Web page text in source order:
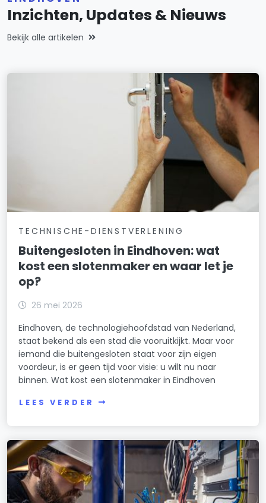
Inzichten, Updates & Nieuws
Bekijk alle artikelen
TECHNISCHE-DIENSTVERLENING
Buitengesloten in Eindhoven: wat
kost een slotenmaker en waar let je
op?
26 mei 2026
Eindhoven, de technologiehoofdstad van Nederland,
staat bekend als een stad die vooruitkijkt. Maar voor
iemand die buitengesloten staat voor zijn eigen
voordeur, is er geen tijd voor visie: u wilt nu naar
binnen. Wat kost een slotenmaker in Eindhoven
LEES VERDER